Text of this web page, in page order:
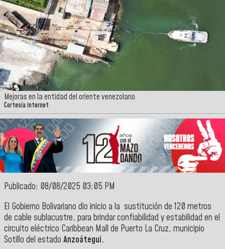
Mejoras en la entidad del oriente venezolano
Cortesía internet
Publicado: 08/08/2025 03:05 PM
El Gobierno Bolivariano dio inicio a la sustitución de 120 metros
de cable sublacustre, para brindar confiabilidad y estabilidad en el
circuito eléctrico Caribbean Mall de Puerto La Cruz, municipio
Sotillo del estado Anzoátegui.